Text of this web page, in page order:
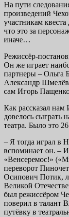
На пути
произведений
участникам
что это за
иначе…
Режиссёр-
Он же играет
партнеры – Ольга
Александр
сам Игорь
Как рассказал нам
довелось сыграть
театра. Было это
– Я тогда играл в
вспоминает он. –
«Венсеремос!»
переворот
Осипович Потик,
Великой
был режиссёром
поверил в талант
путёвку в